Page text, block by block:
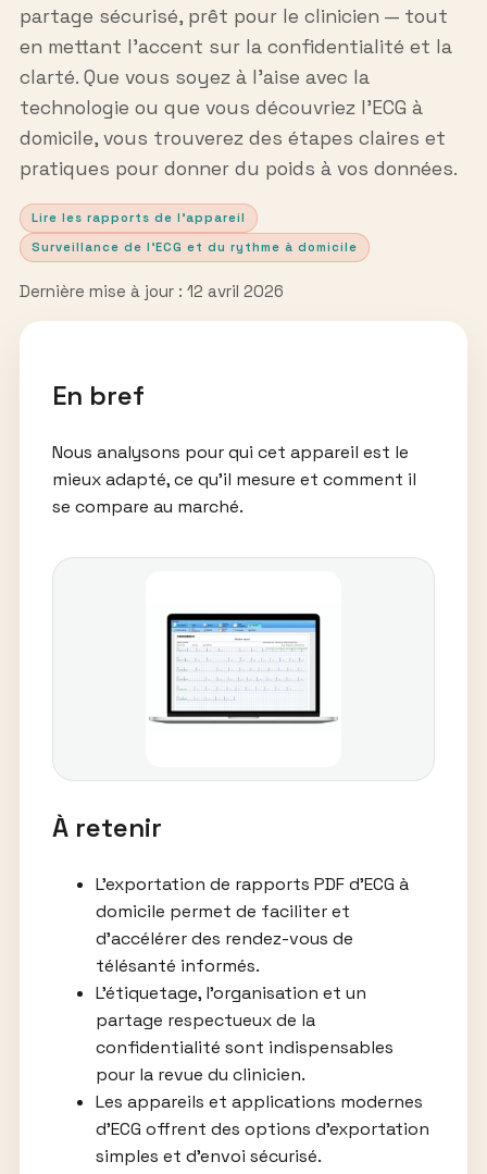
partage sécurisé, prêt pour le clinicien — tout
en mettant l’accent sur la confidentialité et la
clarté. Que vous soyez à l’aise avec la
technologie ou que vous découvriez l’ECG à
domicile, vous trouverez des étapes claires et
pratiques pour donner du poids à vos données.
Lire les rapports de l’appareil
Surveillance de l’ECG et du rythme à domicile
Dernière mise à jour : 12 avril 2026
En bref
Nous analysons pour qui cet appareil est le
mieux adapté, ce qu’il mesure et comment il
se compare au marché.
À retenir
L’exportation de rapports PDF d’ECG à
domicile permet de faciliter et
d’accélérer des rendez-vous de
télésanté informés.
L’étiquetage, l’organisation et un
partage respectueux de la
confidentialité sont indispensables
pour la revue du clinicien.
Les appareils et applications modernes
d’ECG offrent des options d’exportation
simples et d’envoi sécurisé.